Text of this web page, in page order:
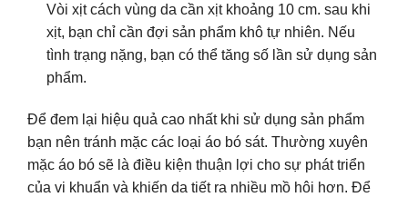
Vòi xịt cách vùng da cần xịt khoảng 10 cm. sau khi
xịt, bạn chỉ cần đợi sản phẩm khô tự nhiên. Nếu
tình trạng nặng, bạn có thể tăng số lần sử dụng sản
phẩm.
Để đem lại hiệu quả cao nhất khi sử dụng sản phẩm
bạn nên tránh mặc các loại áo bó sát. Thường xuyên
mặc áo bó sẽ là điều kiện thuận lợi cho sự phát triển
của vi khuẩn và khiến da tiết ra nhiều mồ hôi hơn. Để